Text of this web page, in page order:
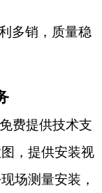
多销，质量稳
费提供技术支
，提供安装视
场测量安装，